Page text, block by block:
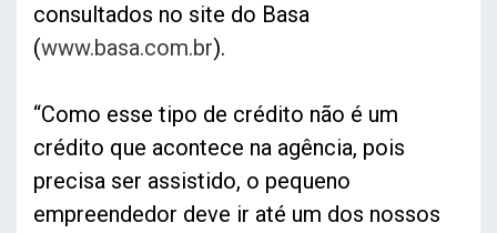
consultados no site do Basa
(www.basa.com.br).
“Como esse tipo de crédito não é um
crédito que acontece na agência, pois
precisa ser assistido, o pequeno
empreendedor deve ir até um dos nossos